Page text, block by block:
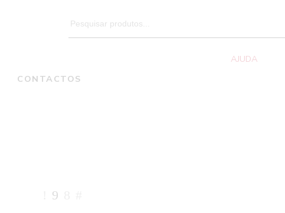
Search
for:
AJUDA
CONTACTOS